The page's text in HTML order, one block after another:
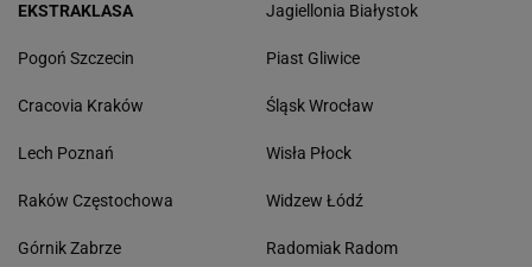
EKSTRAKLASA
Pogoń Szczecin
Cracovia Kraków
Lech Poznań
Raków Częstochowa
Górnik Zabrze
Jagiellonia Białystok
Piast Gliwice
Śląsk Wrocław
Wisła Płock
Widzew Łódź
Radomiak Radom